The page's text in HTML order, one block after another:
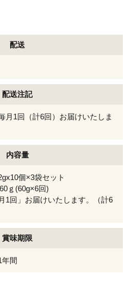
配送
配送注記
月1回（計6回）お届けいたしま
内容量
個×3袋セット
ｇ(60g×6回)
1回」お届けいたします。（計6
賞味期限
年間